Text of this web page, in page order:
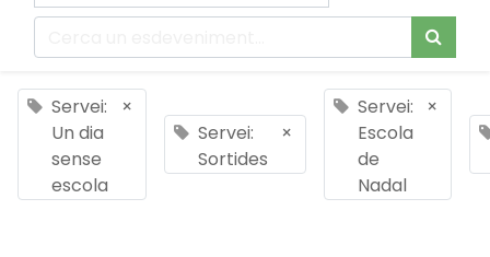
Servei:
Un dia
sense
escola
×
Servei:
Sortides
×
Servei:
Escola
de
Nadal
×